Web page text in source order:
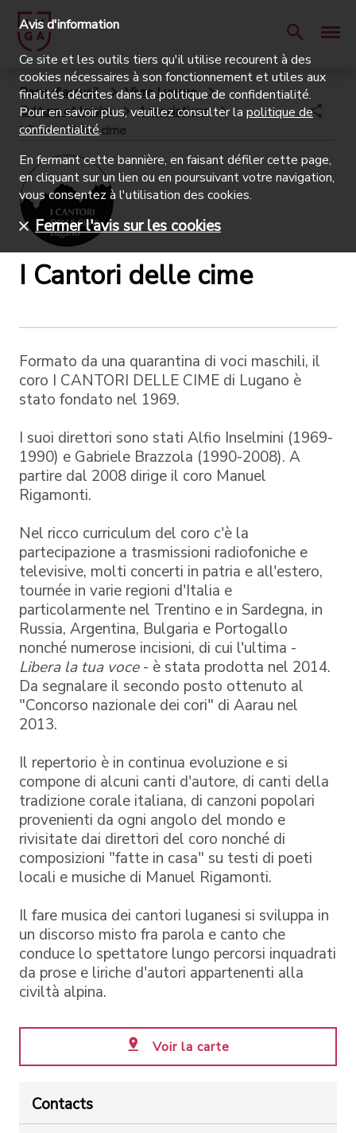
Page d'accueil
Vivre Lugano
Culture et loisirs
Associations
I Cantori delle cime
I Cantori delle cime
Formato da una quarantina di voci maschili, il
coro I CANTORI DELLE CIME di Lugano è
stato fondato nel 1969.
I suoi direttori sono stati Alfio Inselmini (1969-
1990) e Gabriele Brazzola (1990-2008). A
partire dal 2008 dirige il coro Manuel
Rigamonti.
Nel ricco curriculum del coro c'è la
partecipazione a trasmissioni radiofoniche e
televisive, molti concerti in patria e all'estero,
tournée in varie regioni d'Italia e
particolarmente nel Trentino e in Sardegna, in
Russia, Argentina, Bulgaria e Portogallo
nonché numerose incisioni, di cui l'ultima -
Libera la tua voce- è stata prodotta nel 2014.
Da segnalare il secondo posto ottenuto al
"Concorso nazionale dei cori" di Aarau nel
2013.
Il repertorio è in continua evoluzione e si
compone di alcuni canti d'autore, di canti della
tradizione corale italiana, di canzoni popolari
provenienti da ogni angolo del mondo e
rivisitate dai direttori del coro nonché di
composizioni "fatte in casa" su testi di poeti
locali e musiche di Manuel Rigamonti.
Il fare musica dei cantori luganesi si sviluppa in
un discorso misto fra parola e canto che
conduce lo spettatore lungo percorsi inquadrati
da prose e liriche d'autori appartenenti alla
civiltà alpina.
Voir la carte
Contacts
Avis d'information
Ce site et les outils tiers qu'il utilise recourent à des
cookies nécessaires à son fonctionnement et utiles aux
finalités décrites dans la politique de confidentialité.
Pour en savoir plus, veuillez consulter la politique de
confidentialité.
En fermant cette bannière, en faisant défiler cette page,
en cliquant sur un lien ou en poursuivant votre navigation,
vous consentez à l'utilisation des cookies.
Fermer l'avis sur les cookies